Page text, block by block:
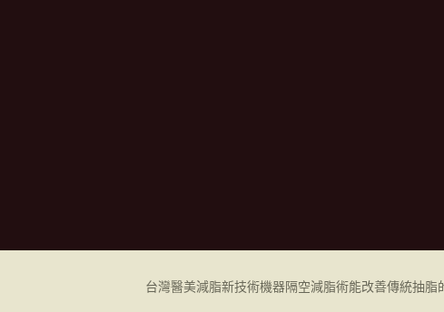
台灣醫美減脂新技術機器隔空減脂術能改善傳統抽脂